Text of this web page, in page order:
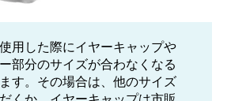
用した際にイヤーキャップや
部分のサイズが合わなくなる
す。その場合は、他のサイズ